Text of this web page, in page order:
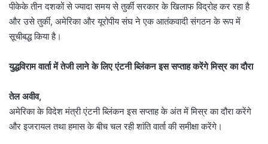
पीकेके तीन दशकों से ज्यादा समय से तुर्की सरकार के खिलाफ विद्रोह कर रहा है
और उसे तुर्की, अमेरिका और यूरोपीय संघ ने एक आतंकवादी संगठन के रूप में
सूचीबद्ध किया है।
युद्धविराम वार्ता में तेजी लाने के लिए एंटनी ब्लिंकन इस सप्ताह करेंगे मिस्र का दौरा
तेल अवीव,
अमेरिका के विदेश मंत्री एंटनी ब्लिंकन इस सप्ताह के अंत में मिस्र का दौरा करेंगे
और इजरायल तथा हमास के बीच चल रही शांति वार्ता की समीक्षा करेंगे।